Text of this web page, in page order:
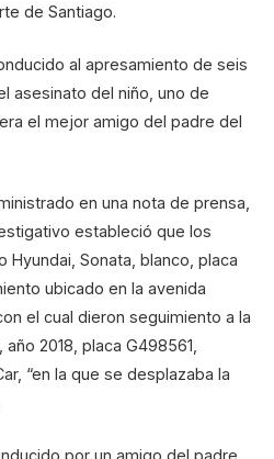
de Santiago.
al apresamiento de seis
asesinato del niño, uno de
el mejor amigo del padre del
en una nota de prensa,
estableció que los
Sonata, blanco, placa
ubicado en la avenida
el cual dieron seguimiento a la
2018, placa G498561,
“en la que se desplazaba la